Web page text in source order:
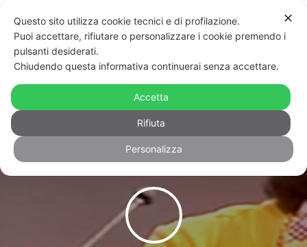
No, Harvey Milk non fu il primo gay
dichiarato ad essere eletto: fu il
quinto
✕
Questo sito utilizza cookie tecnici e di profilazione.
Puoi accettare, rifiutare o personalizzare i cookie premendo i
pulsanti desiderati.
Chiudendo questa informativa continuerai senza accettare.
Accetta
Rifiuta
Personalizza